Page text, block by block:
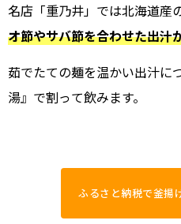
名店「重乃井」では北海道産
オ節やサバ節を合わせた出汁
茹でたての麺を温かい出汁に
湯』で割って飲みます。
ふるさと納税で釜揚